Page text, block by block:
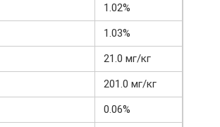
1.02%
1.03%
21.0 мг/кг
201.0 мг/кг
0.06%